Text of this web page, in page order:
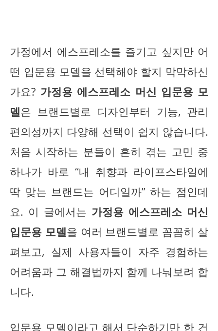
가정에서 에스프레소를 즐기고 싶지만 어
떤 입문용 모델을 선택해야 할지 막막하신
가요? 가정용 에스프레소 머신 입문용 모
델은 브랜드별로 디자인부터 기능, 관리
편의성까지 다양해 선택이 쉽지 않습니다.
처음 시작하는 분들이 흔히 겪는 고민 중
하나가 바로 “내 취향과 라이프스타일에
딱 맞는 브랜드는 어디일까” 하는 점인데
요. 이 글에서는 가정용 에스프레소 머신
입문용 모델을 여러 브랜드별로 꼼꼼히 살
펴보고, 실제 사용자들이 자주 경험하는
어려움과 그 해결법까지 함께 나눠보려 합
니다.
입문용 모델이라고 해서 단순하기만 한 건